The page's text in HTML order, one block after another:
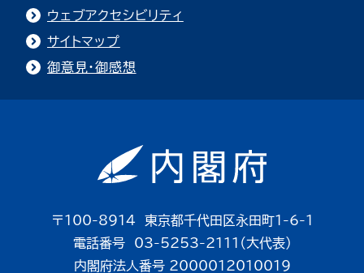
ウェブアクセシビリティ
サイトマップ
御意見・御感想
〒100-8914 東京都千代田区永田町1-6-1
電話番号 03-5253-2111（大代表）
内閣府法人番号 2000012010019